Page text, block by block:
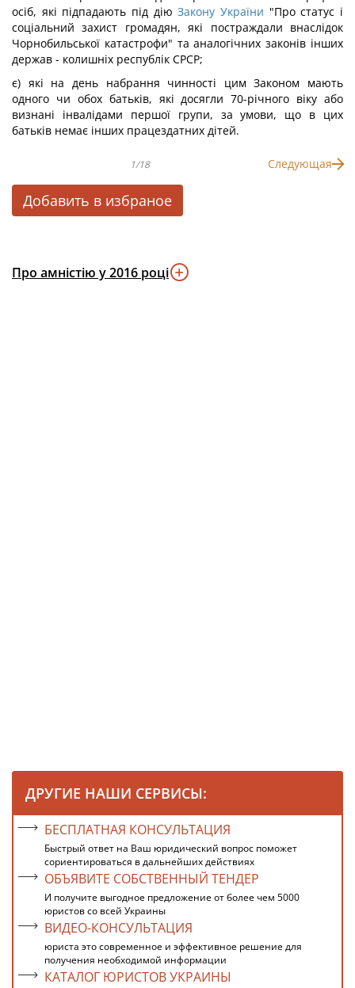
осіб, які підпадають під діюЗакону України "Про статус і
соціальний захист громадян, які постраждали внаслідок
Чорнобильської катастрофи" та аналогічних законів інших
держав - колишніх республік СРСР;
є) які на день набрання чинності цим Законом мають
одного чи обох батьків, які досягли 70-річного віку або
визнані інвалідами першої групи, за умови, що в цих
батьків немає інших працездатних дітей.
1/18 Следующая
Добавить в избраное
Про амністію у 2016 році
ДРУГИЕ НАШИ СЕРВИСЫ:
БЕСПЛАТНАЯ КОНСУЛЬТАЦИЯ
Быстрый ответ на Ваш юридический вопрос поможет
сориентироваться в дальнейших действиях
ОБЪЯВИТЕ СОБСТВЕННЫЙ ТЕНДЕР
И получите выгодное предложение от более чем 5000
юристов со всей Украины
ВИДЕО-КОНСУЛЬТАЦИЯ
юриста это современное и эффективное решение для
получения необходимой информации
КАТАЛОГ ЮРИСТОВ УКРАИНЫ